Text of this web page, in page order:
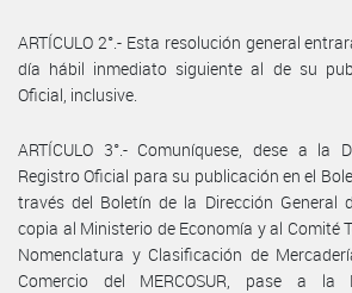
ARTÍCULO 2°.- Esta resolución general
día hábil inmediato siguiente al de su
Oficial, inclusive.
ARTÍCULO 3°.- Comuníquese, dese a la
Registro Oficial para su publicación en el
través del Boletín de la Dirección General
copia al Ministerio de Economía y al Comité
Nomenclatura y Clasificación de
Comercio del MERCOSUR, pase a la